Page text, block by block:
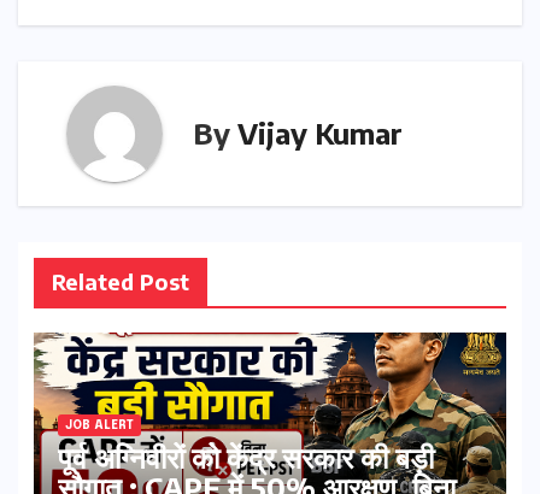
By Vijay Kumar
Related Post
JOB ALERT
पूर्व अग्निवीरों को केंद्र सरकार की बड़ी